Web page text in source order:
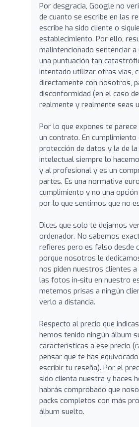
Por desgracia, Google no
de cuanto se escribe en las
escribe ha sido cliente o
establecimiento. Por ello,
malintencionado sentenciar
una puntuación tan
intentado utilizar otras vías,
directamente con nosotros,
disconformidad (en el caso
realmente y realmente seas
Por lo que expones te
un contrato. En
protección de datos y la de
intelectual siempre lo
y al profesional y es un
partes. Es una normativa
cumplimiento y no una
por lo que sentimos que no
Dices que solo te dejamos
ordenador. No sabemos
refieres pero es falso desde
porque nosotros le
nos piden nuestros clientes
las fotos in-situ en nuestro
metemos prisas a ningún
verlo a distancia.
Respecto al precio que
hemos tenido ningún álbum
características a ese precio
pensar que te has
escribir tu reseña). Por el
sido clienta nuestra y haces
habrás comprobado que
packs completos con más
álbum suelto.